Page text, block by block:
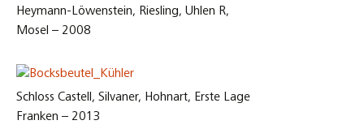
Heymann-Löwenstein, Riesling, Uhlen R,
Mosel – 2008
Schloss Castell, Silvaner, Hohnart, Erste Lage
Franken – 2013